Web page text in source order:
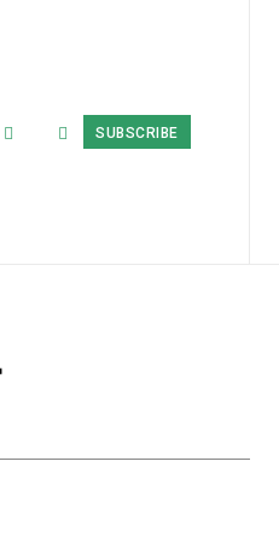
SUBSCRIBE